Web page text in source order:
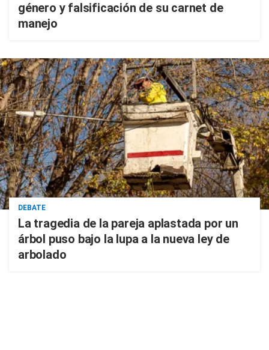
género y falsificación de su carnet de
manejo
DEBATE
La tragedia de la pareja aplastada por un
árbol puso bajo la lupa a la nueva ley de
arbolado